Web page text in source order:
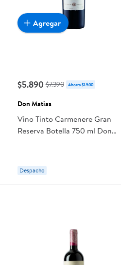
$5.890 $7.390 Ahorra $1.500
Don Matias
Vino Tinto Carmenere Gran
Reserva Botella 750 ml Don
Despacho
Agregar